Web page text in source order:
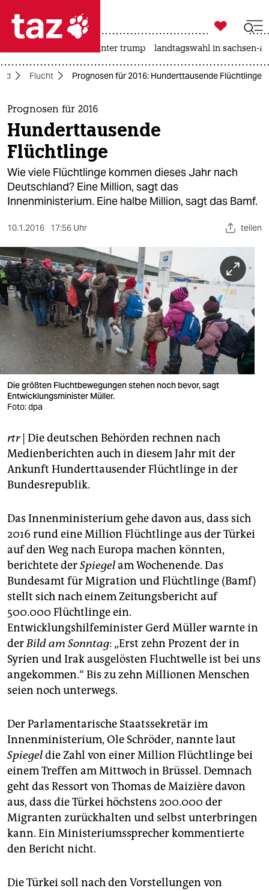
 taz zahl ich
taz zahl ich
themen
politik
öko
gesellschaft
sport
berlin
nord
wahrheit
verlag
verlag
veranstaltungen
fragen & hilfe
unterstützen
genossenschaft
epaper login

taz zahl ich
usa unter trump landtagswahl in sachsen-
Flucht Prognosen für 2016: Hunderttausende Flüchtlinge
Prognosen für 2016
Hunderttausende
Flüchtlinge
Wie viele Flüchtlinge kommen dieses Jahr nach
Deutschland? Eine Million, sagt das
Innenministerium. Eine halbe Million, sagt das Bamf.
10.1.2016 17:56 Uhr teilen
Die größten Fluchtbewegungen stehen noch bevor, sagt
Entwicklungsminister Müller.
Foto: dpa
rtr| Die deutschen Behörden rechnen nach
Medienberichten auch in diesem Jahr mit der
Ankunft Hunderttausender Flüchtlinge in der
Bundesrepublik.
Das Innenministerium gehe davon aus, dass sich
2016 rund eine Million Flüchtlinge aus der Türkei
auf den Weg nach Europa machen könnten,
berichtete derSpiegelam Wochenende. Das
Bundesamt für Migration und Flüchtlinge (Bamf)
stellt sich nach einem Zeitungsbericht auf
500.000 Flüchtlinge ein.
Entwicklungshilfeminister Gerd Müller warnte in
derBild am Sonntag: „Erst zehn Prozent der in
Syrien und Irak ausgelösten Fluchtwelle ist bei uns
angekommen.“ Bis zu zehn Millionen Menschen
seien noch unterwegs.
Der Parlamentarische Staatssekretär im
Innenministerium, Ole Schröder, nannte laut
Spiegeldie Zahl von einer Million Flüchtlinge bei
einem Treffen am Mittwoch in Brüssel. Demnach
geht das Ressort von Thomas de Maizière davon
aus, dass die Türkei höchstens 200.000 der
Migranten zurückhalten und selbst unterbringen
kann. Ein Ministeriumssprecher kommentierte
den Bericht nicht.
Die Türkei soll nach den Vorstellungen von